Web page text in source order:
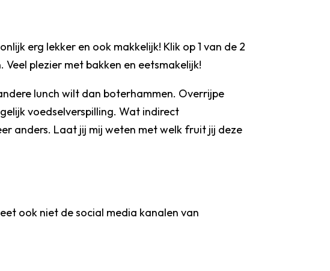
erg lekker en ook makkelijk! Klik op 1 van de 2
plezier met bakken en eetsmakelijk!
lunch wilt dan boterhammen. Overrijpe
voedselverspilling. Wat indirect
anders. Laat jij mij weten met welk fruit jij deze
ook niet de social media kanalen van